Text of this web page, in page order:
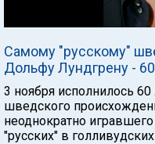
Самому "русскому"
Дольфу Лундгрену -
3 ноября исполнилось
шведского
неоднократно
"русских" в